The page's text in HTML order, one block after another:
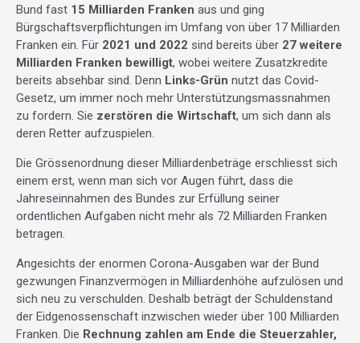
Bund fast 15 Milliarden Franken aus und ging
Bürgschaftsverpflichtungen im Umfang von über 17 Milliarden
Franken ein. Für 2021 und 2022 sind bereits über 27 weitere
Milliarden Franken bewilligt, wobei weitere Zusatzkredite
bereits absehbar sind. Denn Links-Grün nutzt das Covid-
Gesetz, um immer noch mehr Unterstützungsmassnahmen
zu fordern. Sie zerstören die Wirtschaft, um sich dann als
deren Retter aufzuspielen.
Die Grössenordnung dieser Milliardenbeträge erschliesst sich
einem erst, wenn man sich vor Augen führt, dass die
Jahreseinnahmen des Bundes zur Erfüllung seiner
ordentlichen Aufgaben nicht mehr als 72 Milliarden Franken
betragen.
Angesichts der enormen Corona-Ausgaben war der Bund
gezwungen Finanzvermögen in Milliardenhöhe aufzulösen und
sich neu zu verschulden. Deshalb beträgt der Schuldenstand
der Eidgenossenschaft inzwischen wieder über 100 Milliarden
Franken. Die Rechnung zahlen am Ende die Steuerzahler,